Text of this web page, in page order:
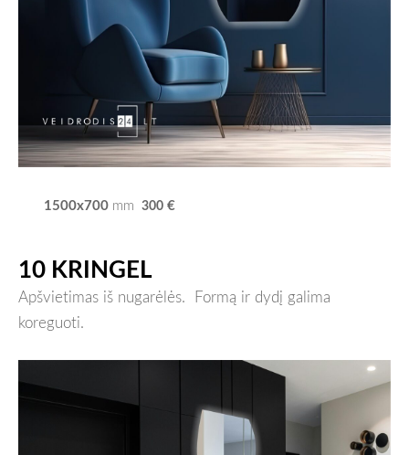
1500x700 mm 300 €
10 KRINGEL
Apšvietimas iš nugarėlės. Formą ir dydį galima
koreguoti.